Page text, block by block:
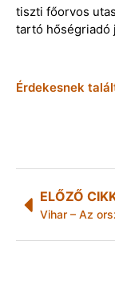
tiszti főorvos
tartó hőségriadó
Érdekesnek
ELŐZŐ